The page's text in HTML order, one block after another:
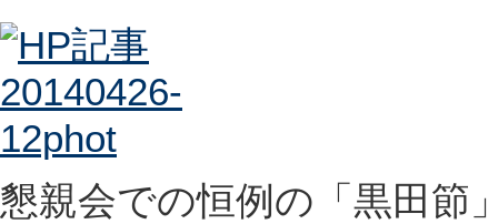
懇親会での恒例の「黒田節